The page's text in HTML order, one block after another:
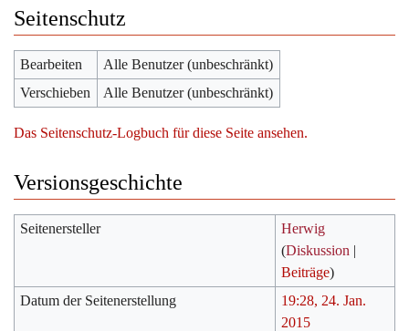
Seitenschutz
Bearbeiten
Alle Benutzer (unbeschränkt)
Verschieben
Alle Benutzer (unbeschränkt)
Das Seitenschutz-Logbuch für diese Seite ansehen.
Versionsgeschichte
Seitenersteller
Herwig
(Diskussion |
Beiträge)
Datum der Seitenerstellung
19:28, 24. Jan.
2015